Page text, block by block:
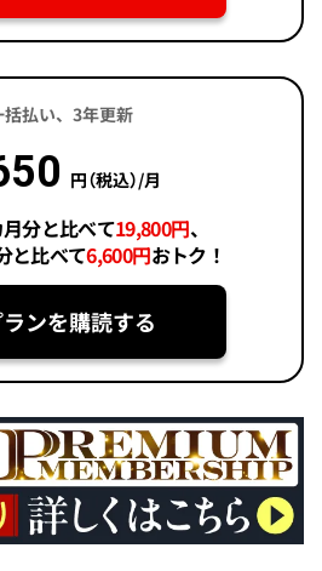
払い、3年更新
円（税込）/月
分と比べて19,800円、
と比べて6,600円おトク！
ンを購読する